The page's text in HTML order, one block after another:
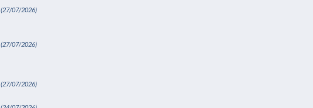
(27/07/2026)
(27/07/2026)
(27/07/2026)